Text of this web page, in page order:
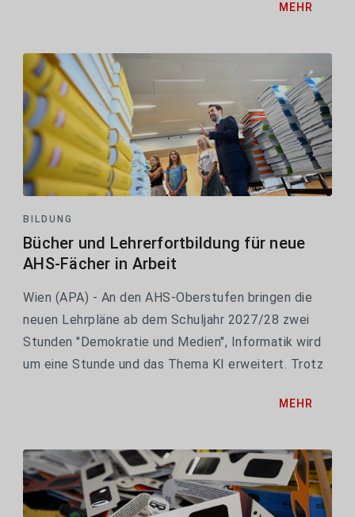
ersten Jahr. Der neue Vorsitzende der AHS-MEHR
BILDUNG
Bücher und Lehrerfortbildung für neue
AHS-Fächer in Arbeit
Wien (APA) - An den AHS-Oberstufen bringen die
neuen Lehrpläne ab dem Schuljahr 2027/28 zwei
Stunden "Demokratie und Medien", Informatik wird
um eine Stunde und das Thema KI erweitert. Trotz
Nationalrat abgesegnet wurde, soll es schon für...
MEHR